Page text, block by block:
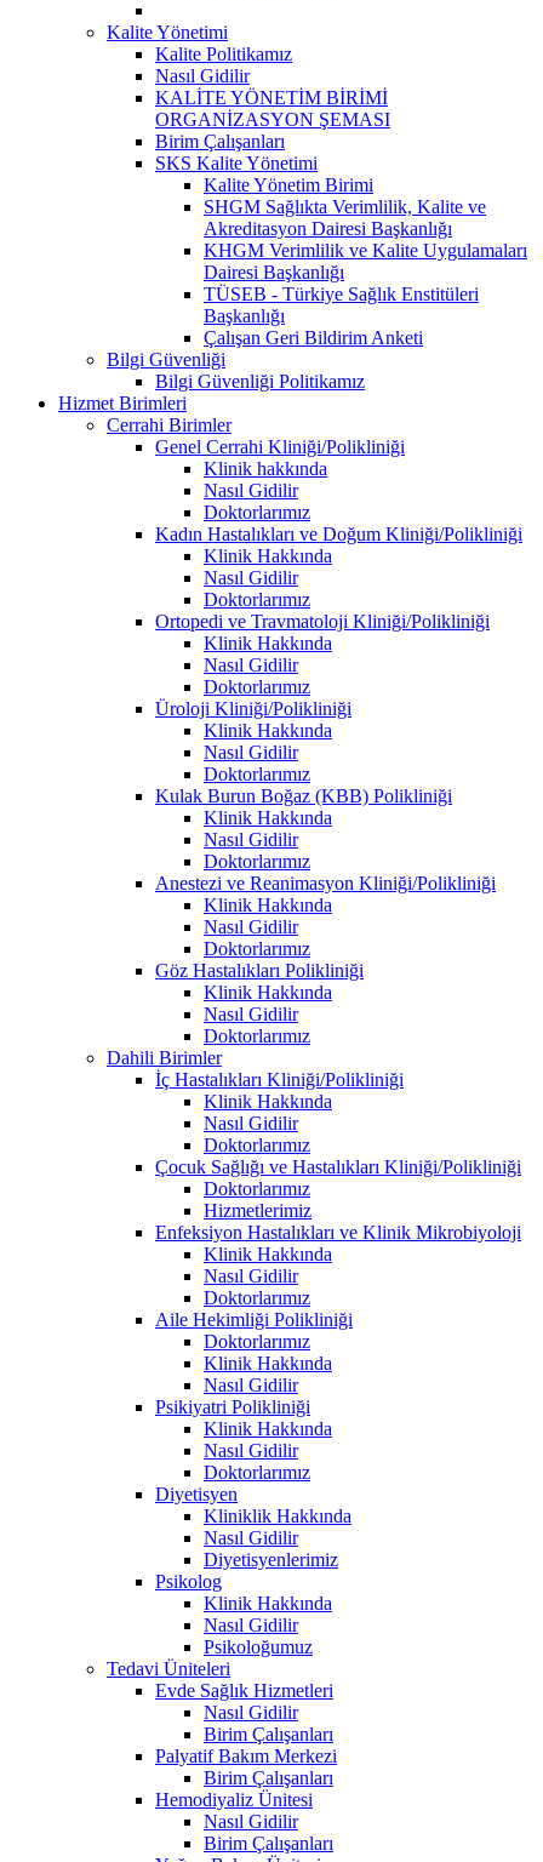
Kalite Yönetimi
Kalite Politikamız
Nasıl Gidilir
KALİTE YÖNETİM BİRİMİ
ORGANİZASYON ŞEMASI
Birim Çalışanları
SKS Kalite Yönetimi
Kalite Yönetim Birimi
SHGM Sağlıkta Verimlilik, Kalite ve
Akreditasyon Dairesi Başkanlığı
KHGM Verimlilik ve Kalite Uygulamaları
Dairesi Başkanlığı
TÜSEB - Türkiye Sağlık Enstitüleri
Başkanlığı
Çalışan Geri Bildirim Anketi
Bilgi Güvenliği
Bilgi Güvenliği Politikamız
Hizmet Birimleri
Cerrahi Birimler
Genel Cerrahi Kliniği/Polikliniği
Klinik hakkında
Nasıl Gidilir
Doktorlarımız
Kadın Hastalıkları ve Doğum Kliniği/Polikliniği
Klinik Hakkında
Nasıl Gidilir
Doktorlarımız
Ortopedi ve Travmatoloji Kliniği/Polikliniği
Klinik Hakkında
Nasıl Gidilir
Doktorlarımız
Üroloji Kliniği/Polikliniği
Klinik Hakkında
Nasıl Gidilir
Doktorlarımız
Kulak Burun Boğaz (KBB) Polikliniği
Klinik Hakkında
Nasıl Gidilir
Doktorlarımız
Anestezi ve Reanimasyon Kliniği/Polikliniği
Klinik Hakkında
Nasıl Gidilir
Doktorlarımız
Göz Hastalıkları Polikliniği
Klinik Hakkında
Nasıl Gidilir
Doktorlarımız
Dahili Birimler
İç Hastalıkları Kliniği/Polikliniği
Klinik Hakkında
Nasıl Gidilir
Doktorlarımız
Çocuk Sağlığı ve Hastalıkları Kliniği/Polikliniği
Doktorlarımız
Hizmetlerimiz
Enfeksiyon Hastalıkları ve Klinik Mikrobiyoloji
Klinik Hakkında
Nasıl Gidilir
Doktorlarımız
Aile Hekimliği Polikliniği
Doktorlarımız
Klinik Hakkında
Nasıl Gidilir
Psikiyatri Polikliniği
Klinik Hakkında
Nasıl Gidilir
Doktorlarımız
Diyetisyen
Kliniklik Hakkında
Nasıl Gidilir
Diyetisyenlerimiz
Psikolog
Klinik Hakkında
Nasıl Gidilir
Psikoloğumuz
Tedavi Üniteleri
Evde Sağlık Hizmetleri
Nasıl Gidilir
Birim Çalışanları
Palyatif Bakım Merkezi
Birim Çalışanları
Hemodiyaliz Ünitesi
Nasıl Gidilir
Birim Çalışanları